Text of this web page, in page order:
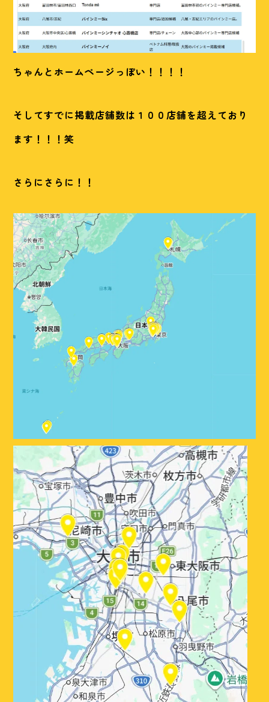
ちゃんとホームページっぽい！！！！
そしてすでに掲載店舗数は１００店舗を超えており
ます！！！笑
さらにさらに！！